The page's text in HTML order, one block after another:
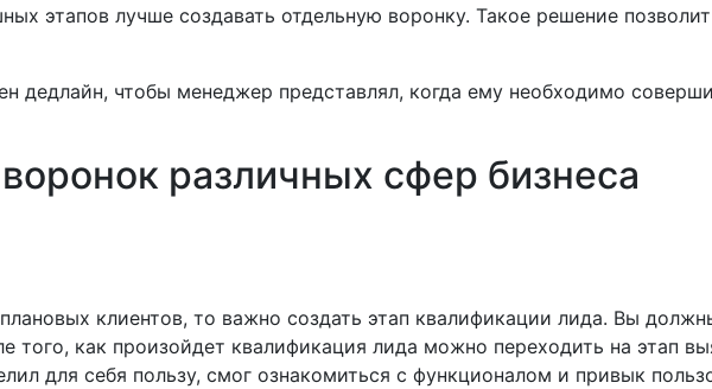
этапов лучше создавать отдельную воронку. Такое решение
дедлайн, чтобы менеджер представлял, когда ему необходимо
различных сфер бизнеса
клиентов, то важно создать этап квалификации лида. Вы
того, как произойдет квалификация лида можно переходить на этап
для себя пользу, смог ознакомиться с функционалом и привык